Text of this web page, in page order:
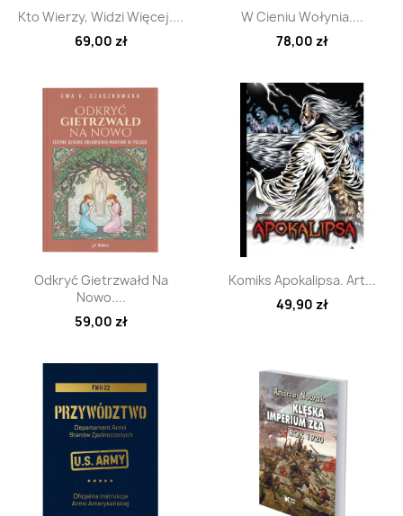
Szybki podgląd
Kto Wierzy, Widzi Więcej....
69,00 zł
Szybki podgląd
W Cieniu Wołynia....
78,00 zł
Szybki podgląd
Odkryć Gietrzwałd Na
Nowo....
59,00 zł
Szybki podgląd
Komiks Apokalipsa. Art...
49,90 zł